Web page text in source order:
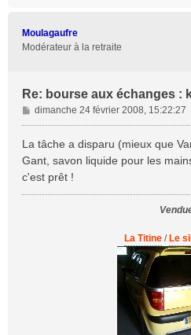
Moulagaufre
Modérateur à la retraite
Re: bourse aux échanges :
M
e
a
g
e
dimanche 24 février 2008, 15:22:27
La tâche a disparu (mieux que
Gant, savon liquide pour les
c'est prêt !
La Titine / Le